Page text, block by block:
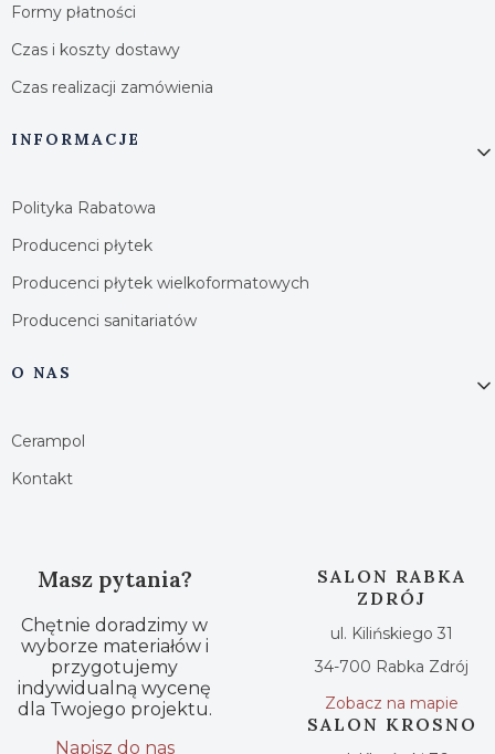
Formy płatności
Czas i koszty dostawy
Czas realizacji zamówienia
INFORMACJE
Polityka Rabatowa
Producenci płytek
Producenci płytek wielkoformatowych
Producenci sanitariatów
O NAS
Cerampol
Kontakt
Masz pytania?
Chętnie doradzimy w
wyborze materiałów i
przygotujemy
indywidualną wycenę
dla Twojego projektu.
Napisz do nas
SALON RABKA
ZDRÓJ
ul. Kilińskiego 31
34-700 Rabka Zdrój
Zobacz na mapie
SALON KROSNO